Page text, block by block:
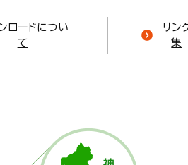
ロードについ
て
リン
集